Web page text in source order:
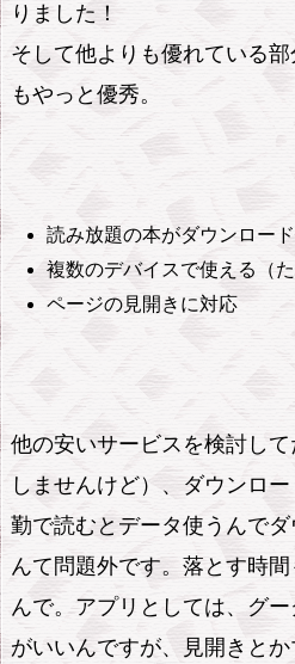
の
解
約、
一
瞬
りました！
そして他よりも優れている
もやっと優秀。
読み放題の本がダウンロー
複数のデバイスで使える（
ページの見開きに対応
他の安いサービスを検討し
しませんけど）、ダウンロ
勤で読むとデータ使うんで
んて問題外です。落とす時
んで。アプリとしては、グ
がいいんですが、見開きと